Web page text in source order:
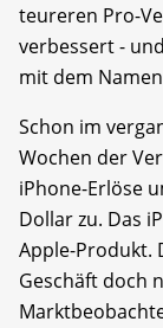
teureren Pro-
verbessert -
mit dem
Schon im
Wochen der
iPhone-Erlöse
Dollar zu. Das
Apple-Produkt.
Geschäft doch